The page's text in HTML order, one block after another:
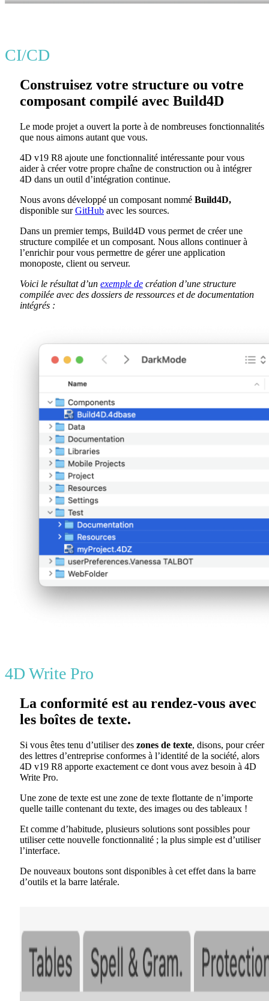
CI/CD
Construisez votre structure ou votre
composant compilé avec Build4D
Le mode projet a ouvert la porte à de nombreuses fonctionnalités
que nous aimons autant que vous.
4D v19 R8 ajoute une fonctionnalité intéressante pour vous
aider à créer votre propre chaîne de construction ou à intégrer
4D dans un outil d’intégration continue.
Nous avons développé un composant nommé Build4D,
disponible surGitHub avec les sources.
Dans un premier temps, Build4D vous permet de créer une
structure compilée et un composant. Nous allons continuer à
l’enrichir pour vous permettre de gérer une application
monoposte, client ou serveur.
Voici le résultat d’un exemple de création d’une structure
compilée avec des dossiers de ressources et de documentation
intégrés :
4D Write Pro
La conformité est au rendez-vous avec
les boîtes de texte.
Si vous êtes tenu d’utiliser des zones de texte, disons, pour créer
des lettres d’entreprise conformes à l’identité de la société, alors
4D v19 R8 apporte exactement ce dont vous avez besoin à 4D
Write Pro.
Une zone de texte est une zone de texte flottante de n’importe
quelle taille contenant du texte, des images ou des tableaux !
Et comme d’habitude, plusieurs solutions sont possibles pour
utiliser cette nouvelle fonctionnalité ; la plus simple est d’utiliser
l’interface.
De nouveaux boutons sont disponibles à cet effet dans la barre
d’outils et la barre latérale.